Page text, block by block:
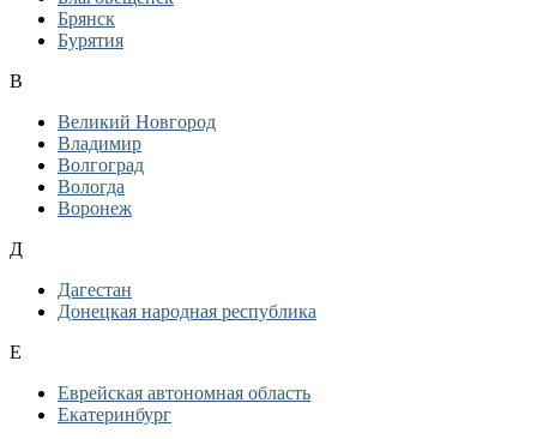
Брянск
Бурятия
В
Великий Новгород
Владимир
Волгоград
Вологда
Воронеж
Д
Дагестан
Донецкая народная республика
Е
Еврейская автономная область
Екатеринбург